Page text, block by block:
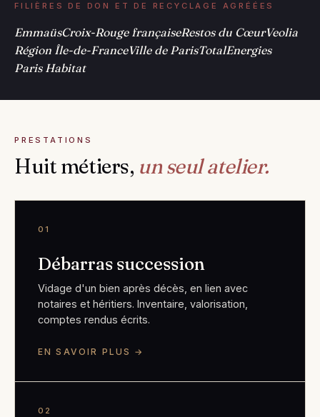
FILIÈRES DE DON ET DE RECYCLAGE AGRÉÉES
EmmaüsCroix-Rouge françaiseRestos du CœurVeolia
Région Île-de-FranceVille de ParisTotalEnergies
Paris Habitat
PRESTATIONS
Huit métiers, un seul atelier.
01
Débarras succession
Vidage d'un bien après décès, en lien avec
notaires et héritiers. Inventaire, valorisation,
comptes rendus écrits.
EN SAVOIR PLUS →
02